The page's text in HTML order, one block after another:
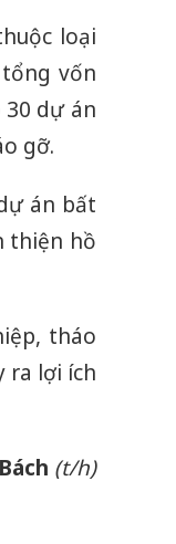
loại
tổng vốn
dự án
gỡ.
án bất
thiện hồ
tháo
ra lợi ích
(t/h)